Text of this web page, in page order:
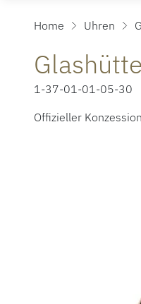
Home Uhren
1-37-01-01-05-30
Offizieller